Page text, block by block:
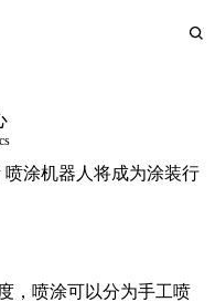
喷涂机器人将成为涂装行
喷涂可以分为手工喷